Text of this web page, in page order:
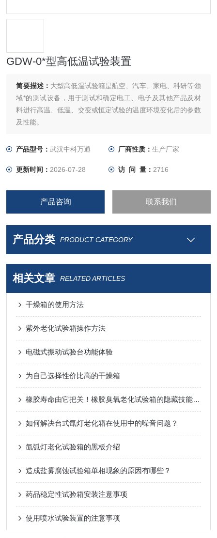
GDW-0*型高低温试验装置
简要描述： 大型高低温试验箱是航空、汽车、家电、科研等领
域*的测试设备，用于测试和确定电工、电子及其他产品及材
料进行高温、低温、交变或恒定试验的温度环境变化后的参数
及性能。
产品型号：武汉中科万通 厂商性质： 生产厂家
更新时间： 2026-07-28 访 问 量： 2716
产品咨询 联系我们
产品分类 PRODUCT CATEGORY
相关文章 RELATED ARTICLES
干燥箱的使用方法
紫外老化试验箱操作方法
电磁式振动试验台功能体验
为自己选择性价比高的干燥箱
橡胶寿命由它把关！橡胶臭氧老化试验箱的隐藏技能全曝光
如何解决台式氙灯老化箱在使用中的噪音问题？
氙弧灯老化试验箱的黑板介绍
造成盐雾腐蚀试验箱单相现象的原因有哪些？
药品稳定性试验箱安装注意事项
使用喷水试验装置的注意事项